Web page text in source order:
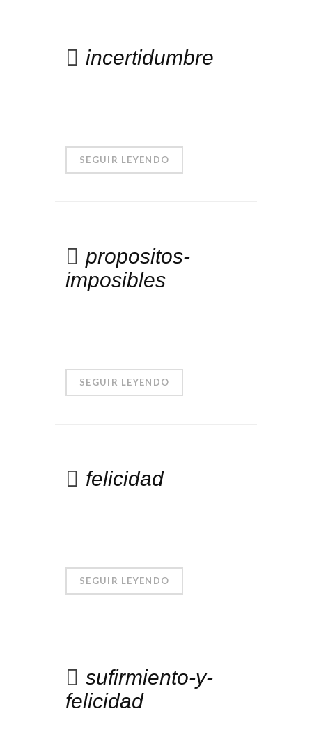
incertidumbre
SEGUIR LEYENDO
propositos-
imposibles
SEGUIR LEYENDO
felicidad
SEGUIR LEYENDO
sufirmiento-y-
felicidad